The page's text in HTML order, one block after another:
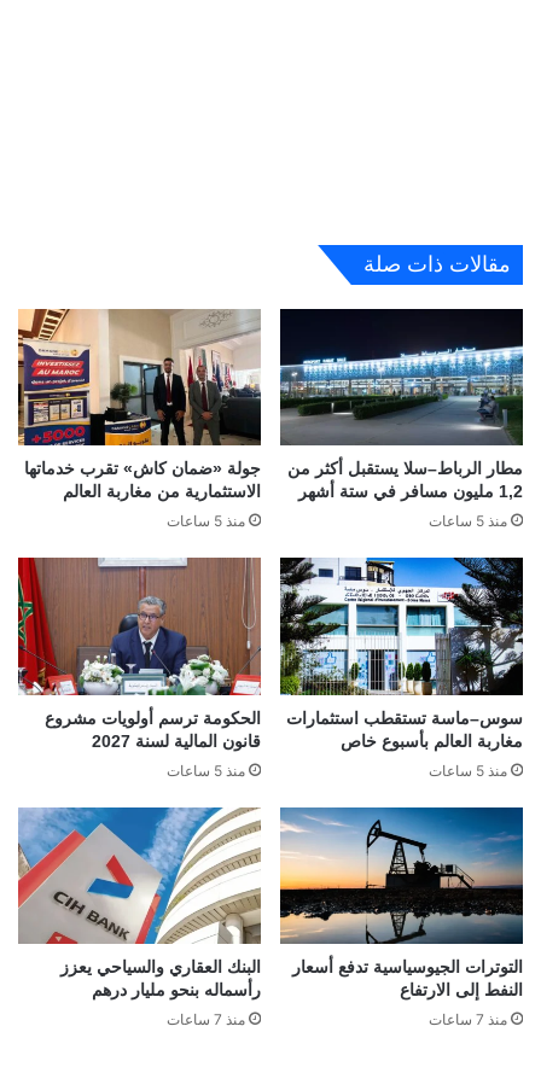
مقالات ذات صلة
مطار الرباط–سلا يستقبل أكثر من
1,2 مليون مسافر في ستة أشهر
منذ 5 ساعات
جولة «ضمان كاش» تقرب خدماتها
الاستثمارية من مغاربة العالم
منذ 5 ساعات
سوس–ماسة تستقطب استثمارات
مغاربة العالم بأسبوع خاص
منذ 5 ساعات
الحكومة ترسم أولويات مشروع
قانون المالية لسنة 2027
منذ 5 ساعات
التوترات الجيوسياسية تدفع أسعار
النفط إلى الارتفاع
منذ 7 ساعات
البنك العقاري والسياحي يعزز
رأسماله بنحو مليار درهم
منذ 7 ساعات